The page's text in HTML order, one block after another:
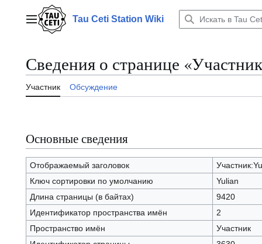
содержаниюГлавное менюTau Ceti Station Wiki
Сведения о странице
Участник Обсуждение
Основные сведения
Отображаемый заголовок
Ключ сортировки по умолчанию
Yulian
Длина страницы (в байтах)
9420
Идентификатор пространства имён
2
Пространство имён
Участник